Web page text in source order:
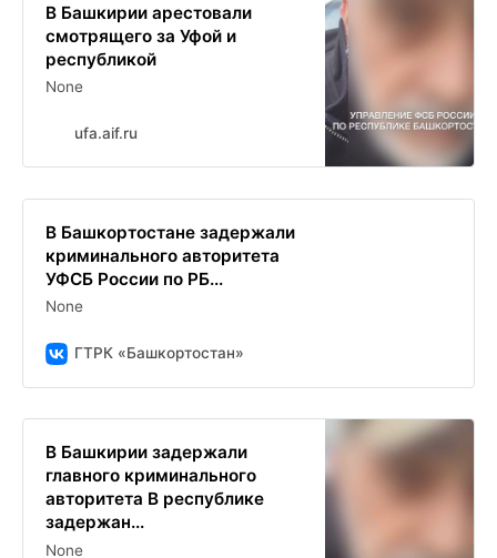
В Башкирии арестовали
смотрящего за Уфой и
республикой
None
ufa.aif.ru
В Башкортостане задержали
криминального авторитета
УФСБ России по РБ...
None
ГТРК «Башкортостан»
В Башкирии задержали
главного криминального
авторитета В республике
задержан...
None